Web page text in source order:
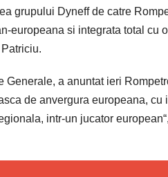
grupului Dyneff de catre
europeana si integrata total cu
a anuntat ieri
de anvergura europeana, cu
intr-un jucator